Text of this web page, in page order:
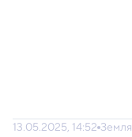
13.05.2025, 14:52